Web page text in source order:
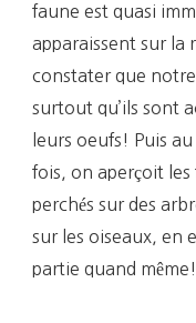
faune est quasi
apparaissent sur la
constater que notre
surtout qu’ils sont
leurs oeufs! Puis
fois, on aperçoit les
perchés sur des
sur les oiseaux, en
partie quand